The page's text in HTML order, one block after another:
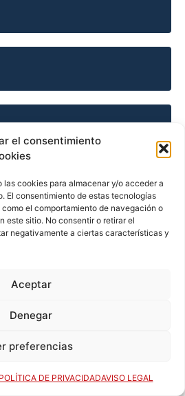
el consentimiento
cookies para almacenar y/o acceder a
El consentimiento de estas tecnologías
el comportamiento de navegación o
este sitio. No consentir o retirar el
negativamente a ciertas características y
Aceptar
Denegar
preferencias
POLÍTICA DE PRIVACIDADAVISO LEGAL